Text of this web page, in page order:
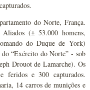
do Norte, França.
(± 53.000 homens,
do Duque de York)
do “Exército do Norte” - sob
Drouot de Lamarche). Os
feridos e 300 capturados.
14 carros de munições e